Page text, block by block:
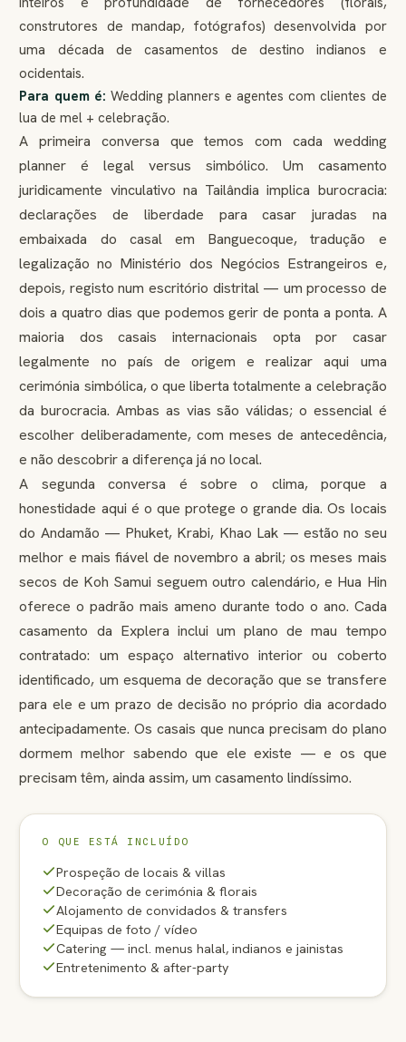
construtores de mandap, fotógrafos) desenvolvida por
uma década de casamentos de destino indianos e
ocidentais.
Para quem é: Wedding planners e agentes com clientes de
lua de mel + celebração.
A primeira conversa que temos com cada wedding
planner é legal versus simbólico. Um casamento
juridicamente vinculativo na Tailândia implica burocracia:
declarações de liberdade para casar juradas na
embaixada do casal em Banguecoque, tradução e
legalização no Ministério dos Negócios Estrangeiros e,
depois, registo num escritório distrital — um processo de
dois a quatro dias que podemos gerir de ponta a ponta. A
maioria dos casais internacionais opta por casar
legalmente no país de origem e realizar aqui uma
cerimónia simbólica, o que liberta totalmente a celebração
da burocracia. Ambas as vias são válidas; o essencial é
escolher deliberadamente, com meses de antecedência,
e não descobrir a diferença já no local.
A segunda conversa é sobre o clima, porque a
honestidade aqui é o que protege o grande dia. Os locais
do Andamão — Phuket, Krabi, Khao Lak — estão no seu
melhor e mais fiável de novembro a abril; os meses mais
secos de Koh Samui seguem outro calendário, e Hua Hin
oferece o padrão mais ameno durante todo o ano. Cada
casamento da Explera inclui um plano de mau tempo
contratado: um espaço alternativo interior ou coberto
identificado, um esquema de decoração que se transfere
para ele e um prazo de decisão no próprio dia acordado
antecipadamente. Os casais que nunca precisam do plano
dormem melhor sabendo que ele existe — e os que
precisam têm, ainda assim, um casamento lindíssimo.
O QUE ESTÁ INCLUÍDO
Prospeção de locais & villas
Decoração de cerimónia & florais
Alojamento de convidados & transfers
Equipas de foto / vídeo
Catering — incl. menus halal, indianos e jainistas
Entretenimento & after-party